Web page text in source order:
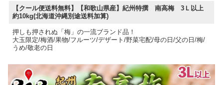
【クール便送料無料】【和歌山県産】紀州特撰 南高梅 3Ｌ以上
約10kg(北海道沖縄別途送料加算)
押しも押されぬ「梅」の一流ブランド品！
大玉限定/梅酒/果物/フルーツ/デザート/野菜宅配/母の日/父の日/梅/
うめ/敬老の日